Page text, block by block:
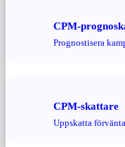
CPM-
Prognostisera
CPM-skattare
Uppskatta